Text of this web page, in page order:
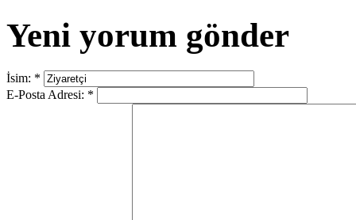
Yeni yorum gönder
İsim: *
E-Posta Adresi: *